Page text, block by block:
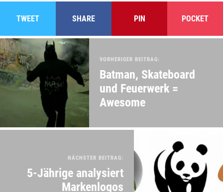
TWEET SHARE PIN POCKET
VORHERIGER BEITRAG:
Batman, Skateboard
und Feuerwerk =
Awesome
NÄCHSTER BEITRAG:
5-Jährige analysiert
Markenlogos